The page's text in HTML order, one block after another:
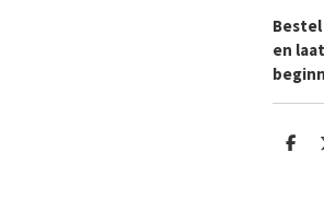
en
D